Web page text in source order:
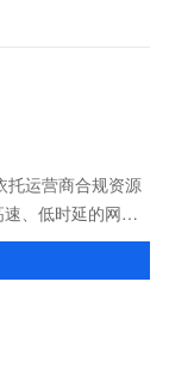
托运营商合规资源
、低时延的网络
传输、业务质量